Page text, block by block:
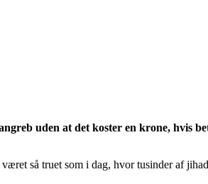
uden at det koster en krone, hvis
så truet som i dag, hvor tusinder af